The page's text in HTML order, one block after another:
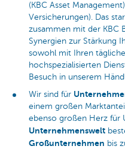
(KBC Asset
Versicherungen). Das
zusammen mit der KBC
Synergien zur Stärkung
sowohl mit Ihren
hochspezialisierten
Besuch in unserem
Wir sind für
einem großen
ebenso großen Herz für
Unternehmenswelt
Großunternehmen bis